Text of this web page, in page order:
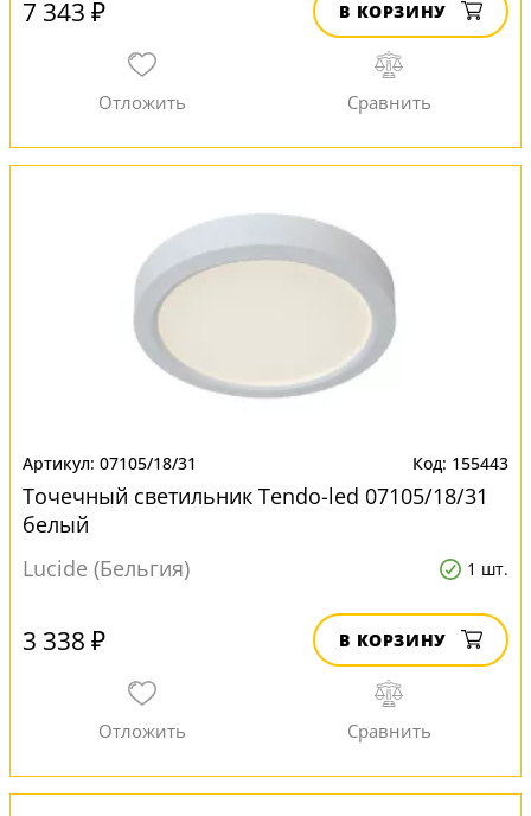
7 343 ₽ В КОРЗИНУ
07105/18/31 155443
Точечный светильник Tendo-led 07105/18/31
белый
Lucide (Бельгия)
1 шт.
3 338 ₽ В КОРЗИНУ